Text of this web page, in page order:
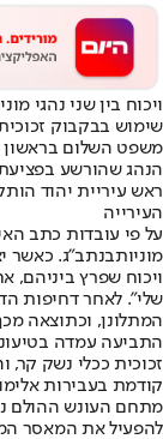
ויכוח בין שני נהגי
שימוש בבקבוק
משפט השלום בראשון
הנהג שהורשע
ראש עיריית יהוד
העירייה
על פי עובדות כתב
מוניות
ויכוח שפרץ ביניהם,
שלי". לאחר דחיפות
המתלונן, וכתוצאה
התביעה עמדה
זכוכית ככלי נשק
קודמת בעבירות